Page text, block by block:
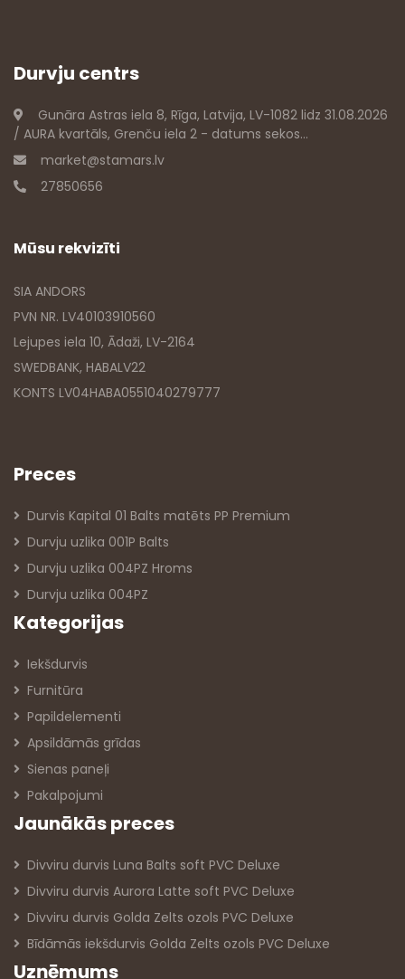
Durvju centrs
Gunāra Astras iela 8, Rīga, Latvija, LV-1082 lidz 31.08.2026
/ AURA kvartāls, Grenču iela 2 - datums sekos...
market@stamars.lv
27850656
Mūsu rekvizīti
SIA ANDORS
PVN NR. LV40103910560
Lejupes iela 10, Ādaži, LV-2164
SWEDBANK, HABALV22
KONTS LV04HABA0551040279777
Preces
Durvis Kapital 01 Balts matēts PP Premium
Durvju uzlika 001P Balts
Durvju uzlika 004PZ Hroms
Durvju uzlika 004PZ
Kategorijas
Iekšdurvis
Furnitūra
Papildelementi
Apsildāmās grīdas
Sienas paneļi
Pakalpojumi
Jaunākās preces
Divviru durvis Luna Balts soft PVC Deluxe
Divviru durvis Aurora Latte soft PVC Deluxe
Divviru durvis Golda Zelts ozols PVC Deluxe
Bīdāmās iekšdurvis Golda Zelts ozols PVC Deluxe
Uzņēmums